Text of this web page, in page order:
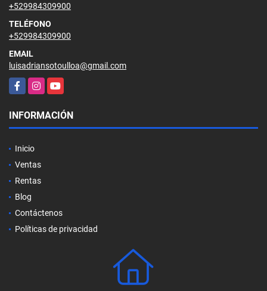
+529984309900
TELÉFONO
+529984309900
EMAIL
luisadriansotoulloa@gmail.com
FacebookInstagramYouTube
INFORMACIÓN
Inicio
Ventas
Rentas
Blog
Contáctenos
Políticas de privacidad